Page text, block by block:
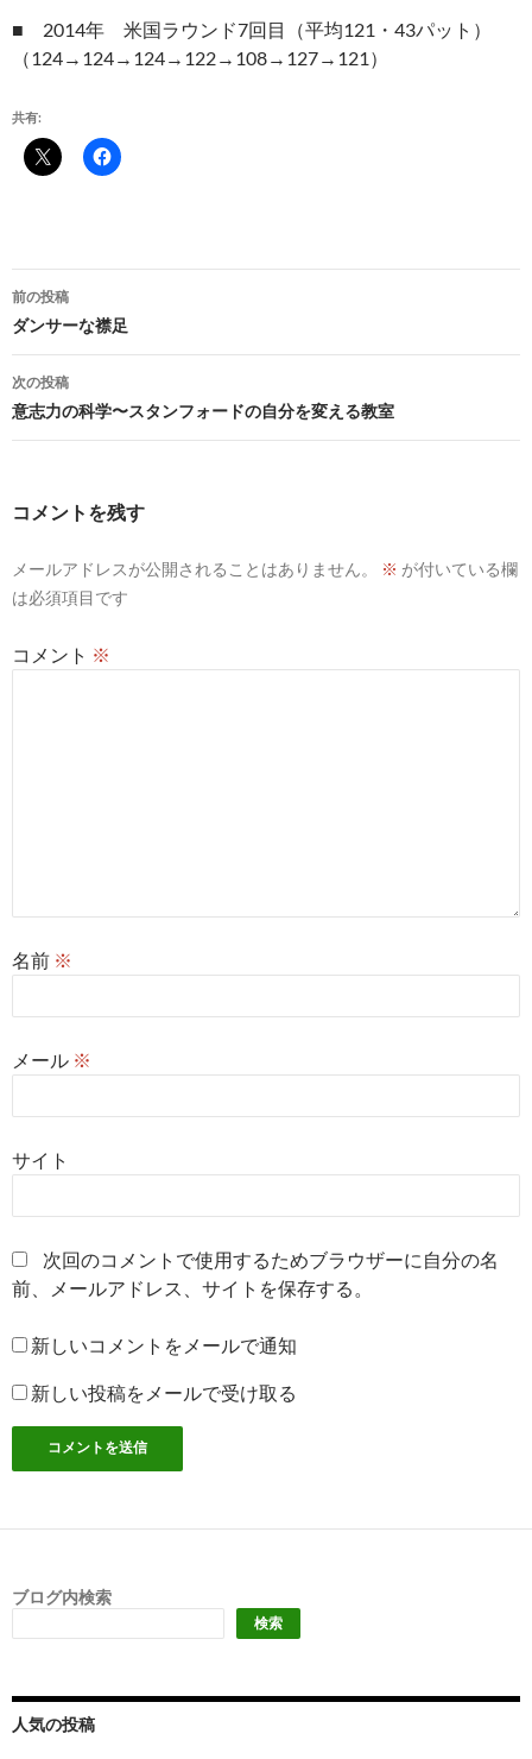
■ 2014年 米国ラウンド7回目（平均121・43パット）
（124→124→124→122→108→127→121）
共有:
投
稿
ナ
ビ
ゲ
ョ
前の投稿
ダンサーな襟足
次の投稿
意志力の科学〜スタンフォードの自分を変える教室
コメントを残す
メールアドレスが公開されることはありません。 ※ が付いている欄
は必須項目です
コメント ※
名前 ※
メール ※
サイト
次回のコメントで使用するためブラウザーに自分の名
前、メールアドレス、サイトを保存する。
新しいコメントをメールで通知
新しい投稿をメールで受け取る
ブログ内検索
検索
人気の投稿